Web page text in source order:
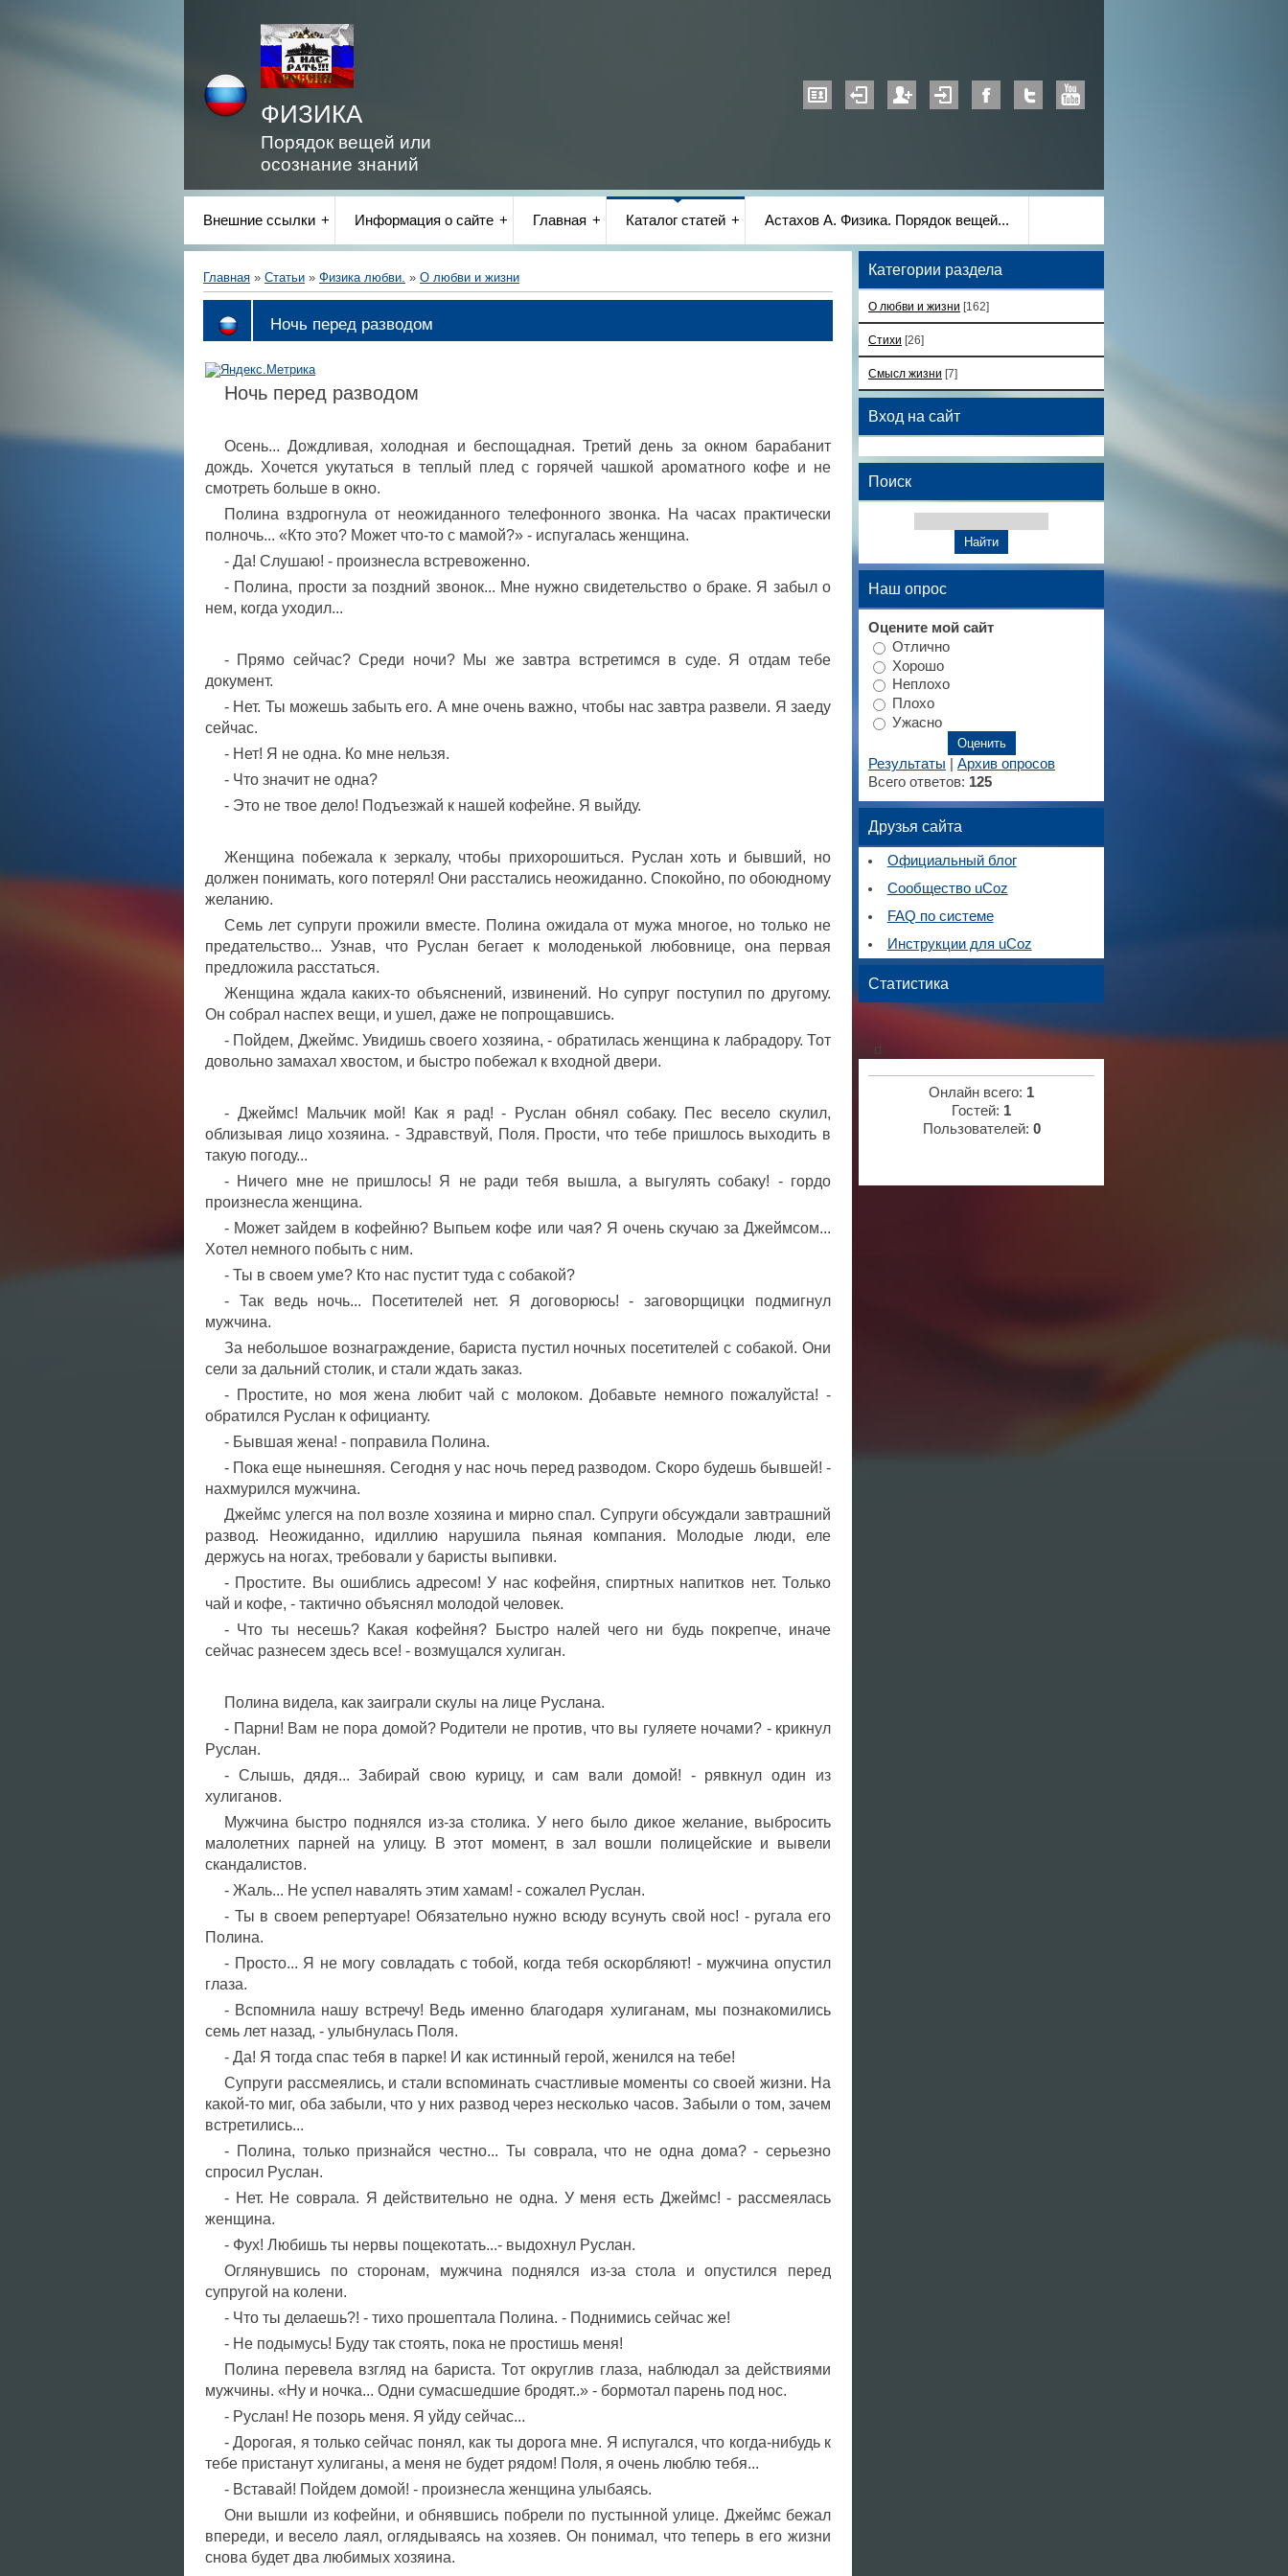
ФИЗИКА
Порядок вещей или
осознание знаний
Внешние ссылки Информация о сайте Главная Каталог статей Астахов А. Физика. Порядок вещей...
Главная » Статьи » Физика любви. » О любви и жизни
Ночь перед разводом
Ночь перед разводом
Осень... Дождливая, холодная и беспощадная. Третий день за окном барабанит
дождь. Хочется укутаться в теплый плед с горячей чашкой ароматного кофе и не
смотреть больше в окно.
Полина вздрогнула от неожиданного телефонного звонка. На часах практически
полночь... «Кто это? Может что-то с мамой?» - испугалась женщина.
- Да! Слушаю! - произнесла встревоженно.
- Полина, прости за поздний звонок... Мне нужно свидетельство о браке. Я забыл о
нем, когда уходил...
- Прямо сейчас? Среди ночи? Мы же завтра встретимся в суде. Я отдам тебе
документ.
- Нет. Ты можешь забыть его. А мне очень важно, чтобы нас завтра развели. Я заеду
сейчас.
- Нет! Я не одна. Ко мне нельзя.
- Что значит не одна?
- Это не твое дело! Подъезжай к нашей кофейне. Я выйду.
Женщина побежала к зеркалу, чтобы прихорошиться. Руслан хоть и бывший, но
должен понимать, кого потерял! Они расстались неожиданно. Спокойно, по обоюдному
желанию.
Семь лет супруги прожили вместе. Полина ожидала от мужа многое, но только не
предательство... Узнав, что Руслан бегает к молоденькой любовнице, она первая
предложила расстаться.
Женщина ждала каких-то объяснений, извинений. Но супруг поступил по другому.
Он собрал наспех вещи, и ушел, даже не попрощавшись.
- Пойдем, Джеймс. Увидишь своего хозяина, - обратилась женщина к лабрадору. Тот
довольно замахал хвостом, и быстро побежал к входной двери.
- Джеймс! Мальчик мой! Как я рад! - Руслан обнял собаку. Пес весело скулил,
облизывая лицо хозяина. - Здравствуй, Поля. Прости, что тебе пришлось выходить в
такую погоду...
- Ничего мне не пришлось! Я не ради тебя вышла, а выгулять собаку! - гордо
произнесла женщина.
- Может зайдем в кофейню? Выпьем кофе или чая? Я очень скучаю за Джеймсом...
Хотел немного побыть с ним.
- Ты в своем уме? Кто нас пустит туда с собакой?
- Так ведь ночь... Посетителей нет. Я договорюсь! - заговорщицки подмигнул
мужчина.
За небольшое вознаграждение, бариста пустил ночных посетителей с собакой. Они
сели за дальний столик, и стали ждать заказ.
- Простите, но моя жена любит чай с молоком. Добавьте немного пожалуйста! -
обратился Руслан к официанту.
- Бывшая жена! - поправила Полина.
- Пока еще нынешняя. Сегодня у нас ночь перед разводом. Скоро будешь бывшей! -
нахмурился мужчина.
Джеймс улегся на пол возле хозяина и мирно спал. Супруги обсуждали завтрашний
развод. Неожиданно, идиллию нарушила пьяная компания. Молодые люди, еле
держусь на ногах, требовали у баристы выпивки.
- Простите. Вы ошиблись адресом! У нас кофейня, спиртных напитков нет. Только
чай и кофе, - тактично объяснял молодой человек.
- Что ты несешь? Какая кофейня? Быстро налей чего ни будь покрепче, иначе
сейчас разнесем здесь все! - возмущался хулиган.
Полина видела, как заиграли скулы на лице Руслана.
- Парни! Вам не пора домой? Родители не против, что вы гуляете ночами? - крикнул
Руслан.
- Слышь, дядя... Забирай свою курицу, и сам вали домой! - рявкнул один из
хулиганов.
Мужчина быстро поднялся из-за столика. У него было дикое желание, выбросить
малолетних парней на улицу. В этот момент, в зал вошли полицейские и вывели
скандалистов.
- Жаль... Не успел навалять этим хамам! - сожалел Руслан.
- Ты в своем репертуаре! Обязательно нужно всюду всунуть свой нос! - ругала его
Полина.
- Просто... Я не могу совладать с тобой, когда тебя оскорбляют! - мужчина опустил
глаза.
- Вспомнила нашу встречу! Ведь именно благодаря хулиганам, мы познакомились
семь лет назад, - улыбнулась Поля.
- Да! Я тогда спас тебя в парке! И как истинный герой, женился на тебе!
Супруги рассмеялись, и стали вспоминать счастливые моменты со своей жизни. На
какой-то миг, оба забыли, что у них развод через несколько часов. Забыли о том, зачем
встретились...
- Полина, только признайся честно... Ты соврала, что не одна дома? - серьезно
спросил Руслан.
- Нет. Не соврала. Я действительно не одна. У меня есть Джеймс! - рассмеялась
женщина.
- Фух! Любишь ты нервы пощекотать...- выдохнул Руслан.
Оглянувшись по сторонам, мужчина поднялся из-за стола и опустился перед
супругой на колени.
- Что ты делаешь?! - тихо прошептала Полина. - Поднимись сейчас же!
- Не подымусь! Буду так стоять, пока не простишь меня!
Полина перевела взгляд на бариста. Тот округлив глаза, наблюдал за действиями
мужчины. «Ну и ночка... Одни сумасшедшие бродят..» - бормотал парень под нос.
- Руслан! Не позорь меня. Я уйду сейчас...
- Дорогая, я только сейчас понял, как ты дорога мне. Я испугался, что когда-нибудь к
тебе пристанут хулиганы, а меня не будет рядом! Поля, я очень люблю тебя...
- Вставай! Пойдем домой! - произнесла женщина улыбаясь.
Они вышли из кофейни, и обнявшись побрели по пустынной улице. Джеймс бежал
впереди, и весело лаял, оглядываясь на хозяев. Он понимал, что теперь в его жизни
снова будет два любимых хозяина.
Категории раздела
О любви и жизни [162]
Стихи [26]
Смысл жизни [7]
Вход на сайт
Поиск
Наш опрос
Оцените мой сайт
Отлично
Хорошо
Неплохо
Плохо
Ужасно
Результаты
Архив опросов
Всего ответов: 125
Друзья сайта
Официальный блог
Сообщество uCoz
FAQ по системе
Инструкции для uCoz
Статистика
d
Онлайн всего: 1
Гостей: 1
Пользователей: 0